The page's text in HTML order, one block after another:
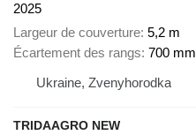
2025
Largeur de couverture 5,2 m
Écartement des rangs 700 mm
Ukraine, Zvenyhorodka
TRIDAAGRO NEW